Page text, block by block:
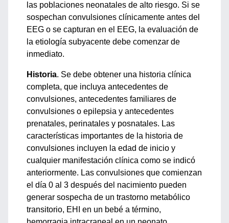
las poblaciones neonatales de alto riesgo. Si se
sospechan convulsiones clínicamente antes del
EEG o se capturan en el EEG, la evaluación de
la etiología subyacente debe comenzar de
inmediato.
Historia. Se debe obtener una historia clínica
completa, que incluya antecedentes de
convulsiones, antecedentes familiares de
convulsiones o epilepsia y antecedentes
prenatales, perinatales y posnatales. Las
características importantes de la historia de
convulsiones incluyen la edad de inicio y
cualquier manifestación clínica como se indicó
anteriormente. Las convulsiones que comienzan
el día 0 al 3 después del nacimiento pueden
generar sospecha de un trastorno metabólico
transitorio, EHI en un bebé a término,